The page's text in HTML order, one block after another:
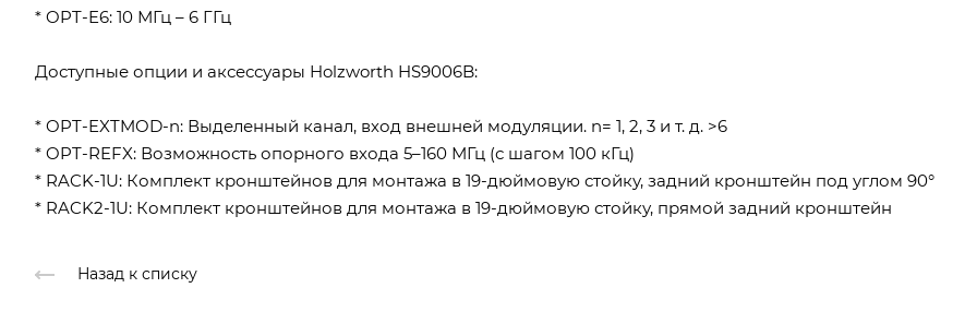
* OPT-E6: 10 МГц – 6 ГГц
Доступные опции и аксессуары Holzworth HS9006B:
* OPT-EXTMOD-n: Выделенный канал, вход внешней модуляции. n= 1, 2, 3 и т. д. >6
* OPT-REFX: Возможность опорного входа 5–160 МГц (с шагом 100 кГц)
* RACK-1U: Комплект кронштейнов для монтажа в 19-дюймовую стойку, задний кронштейн под углом 90°
* RACK2-1U: Комплект кронштейнов для монтажа в 19-дюймовую стойку, прямой задний кронштейн
Назад к списку